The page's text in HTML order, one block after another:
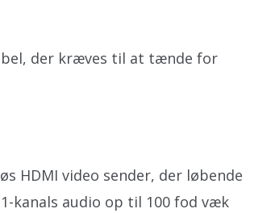
der kræves til at tænde for
HDMI video sender, der løbende
kanals audio op til 100 fod væk